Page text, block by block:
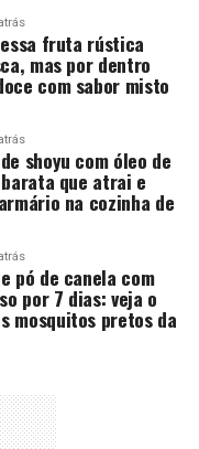
fruta rústica
mas por dentro
com sabor misto
shoyu com óleo de
que atrai e
na cozinha de
pó de canela com
por 7 dias: veja o
mosquitos pretos da